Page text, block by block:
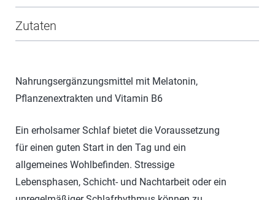
Zutaten
Nahrungsergänzungsmittel mit Melatonin,
Pflanzenextrakten und Vitamin B6
Ein erholsamer Schlaf bietet die Voraussetzung
für einen guten Start in den Tag und ein
allgemeines Wohlbefinden. Stressige
Lebensphasen, Schicht- und Nachtarbeit oder ein